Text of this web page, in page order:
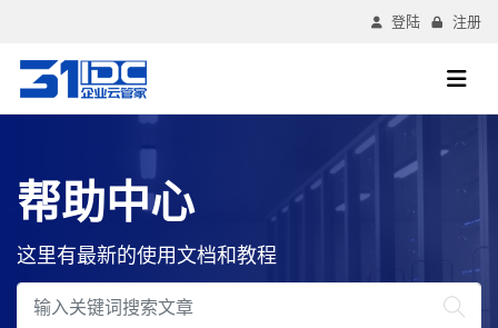
登陆 注册
帮助中心
这里有最新的使用文档和教程